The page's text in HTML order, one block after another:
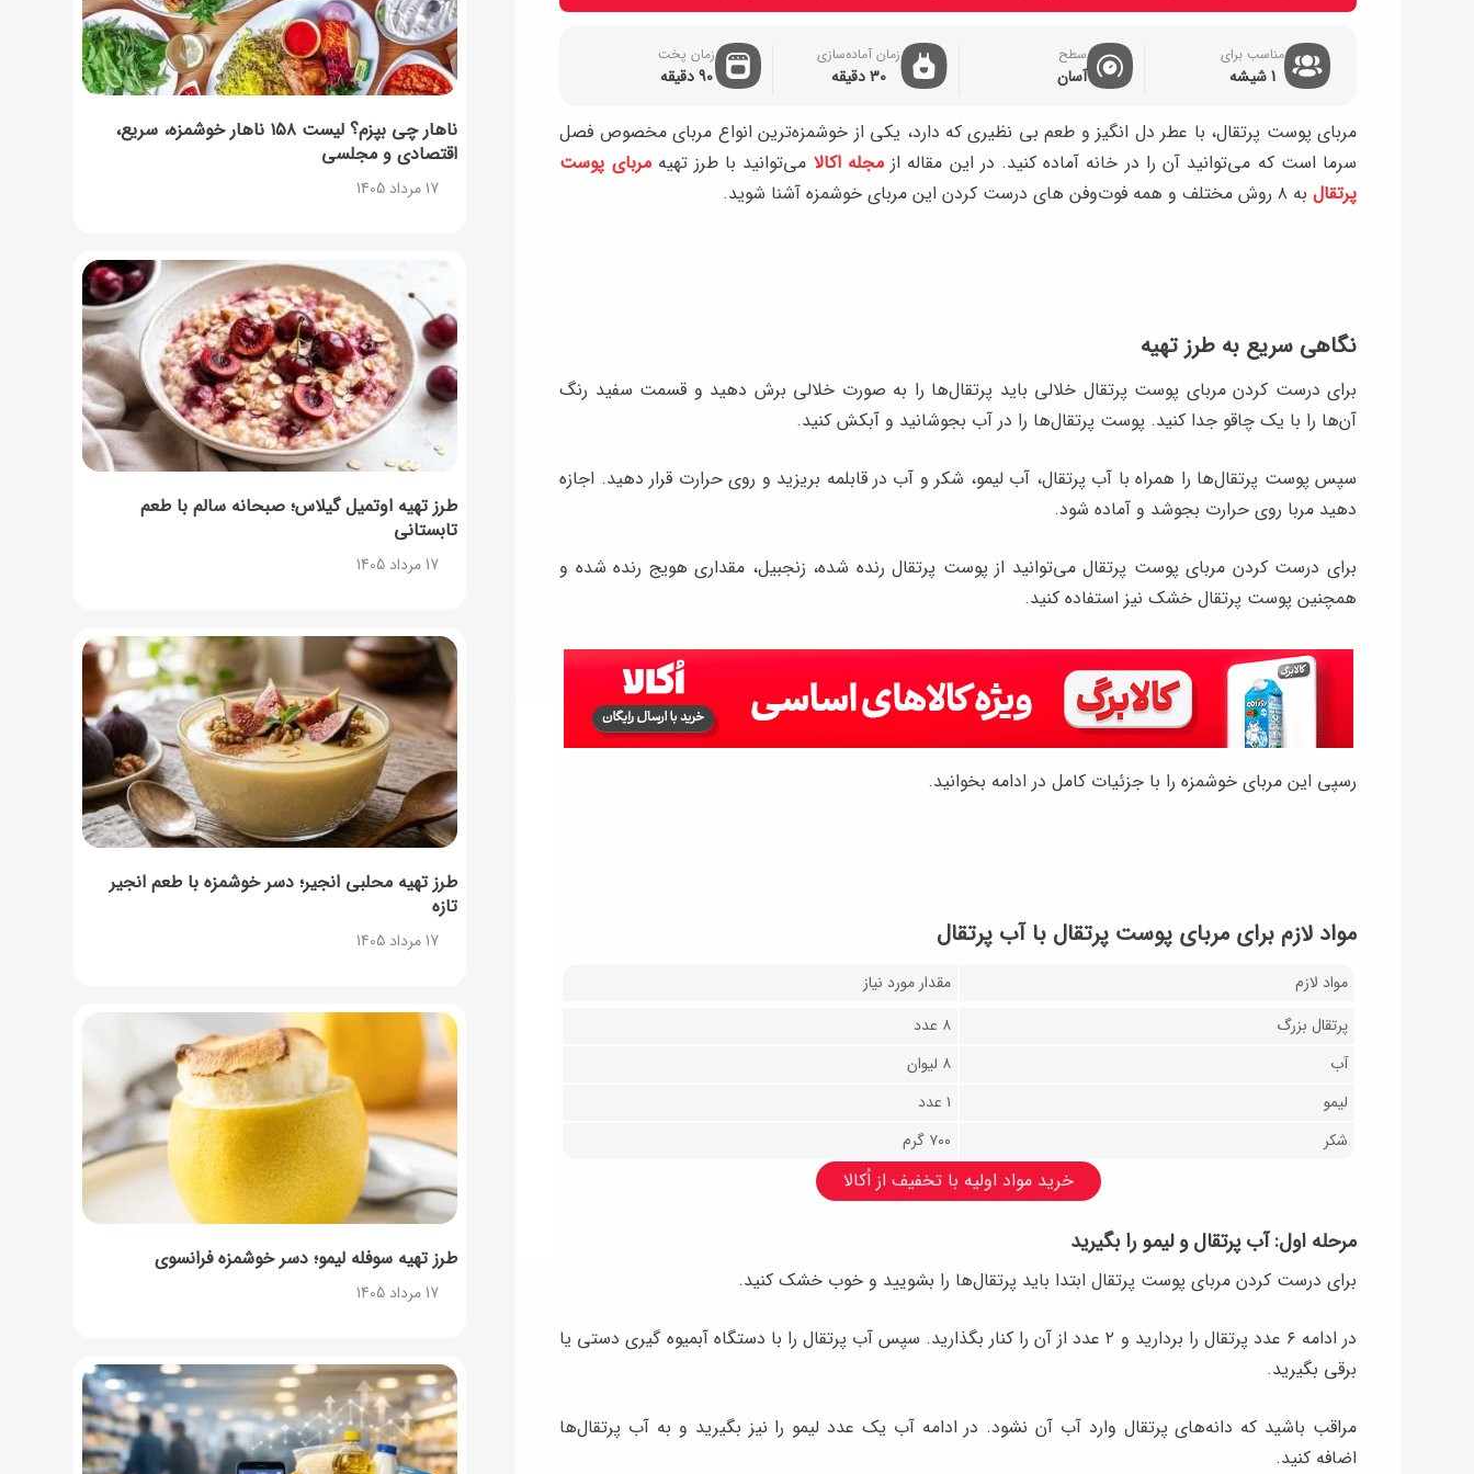
مناسب برای
1 شیشه
سطح
آسان
زمان آماده‌سازی
30 دقیقه
زمان پخت
90 دقیقه
مربای پوست پرتقال، با عطر دل انگیز و طعم بی نظیری که دارد، یکی از خوشمزه‌ترین انواع مربای مخصوص فصل
سرما است که می‌توانید آن را در خانه آماده کنید. در این مقاله ازمجله اکالا می‌توانید با طرز تهیهمربای پوست
پرتقال به ۸ روش مختلف و همه فوت‌وفن‌ های درست کردن این مربای خوشمزه آشنا شوید.
نگاهی سریع به طرز تهیه
برای درست کردن مربای پوست پرتقال خلالی باید پرتقال‌ها را به صورت خلالی برش دهید و قسمت سفید رنگ
آن‌ها را با یک چاقو جدا کنید. پوست پرتقال‌ها را در آب بجوشانید و آبکش کنید.
سپس پوست پرتقال‌ها را همراه با آب پرتقال، آب لیمو، شکر و آب در قابلمه بریزید و روی حرارت قرار دهید. اجازه
دهید مربا روی حرارت بجوشد و آماده شود.
برای درست کردن مربای پوست پرتقال می‌توانید از پوست پرتقال رنده شده، زنجبیل، مقداری هویج رنده شده و
همچنین پوست پرتقال خشک نیز استفاده کنید.
رسپی این مربای خوشمزه را با جزئیات کامل در ادامه بخوانید.
مواد لازم برای مربای پوست پرتقال با آب پرتقال
مواد لازم
مقدار مورد نیاز
پرتقال بزرگ
۸ عدد
آب
۸ لیوان
لیمو
۱ عدد
شکر
۷۰۰ گرم
خرید مواد اولیه با تخفیف از اُکالا
مرحله اول: آب پرتقال و لیمو را بگیرید
برای درست کردن مربای پوست پرتقال ابتدا باید پرتقال‌ها را بشویید و خوب خشک کنید.
در ادامه ۶ عدد پرتقال را بردارید و ۲ عدد از آن را کنار بگذارید. سپس آب پرتقال را با دستگاه آبمیوه گیری دستی یا
برقی بگیرید.
مراقب باشید که دانه‌های پرتقال وارد آب آن نشود. در ادامه آب یک عدد لیمو را نیز بگیرید و به آب پرتقال‌ها
اضافه کنید.
ناهار چی بپزم؟ لیست ۱۵۸ ناهار خوشمزه، سریع،
اقتصادی و مجلسی
17 مرداد 1405
طرز تهیه اوتمیل گیلاس؛ صبحانه سالم با طعم
تابستانی
17 مرداد 1405
طرز تهیه محلبی انجیر؛ دسر خوشمزه با طعم انجیر
تازه
17 مرداد 1405
طرز تهیه سوفله لیمو؛ دسر خوشمزه فرانسوی
17 مرداد 1405